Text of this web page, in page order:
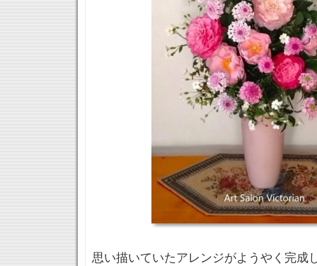
思い描いていたアレンジがようやく完成